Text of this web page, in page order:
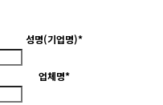
성명(기업명)*
업체명*